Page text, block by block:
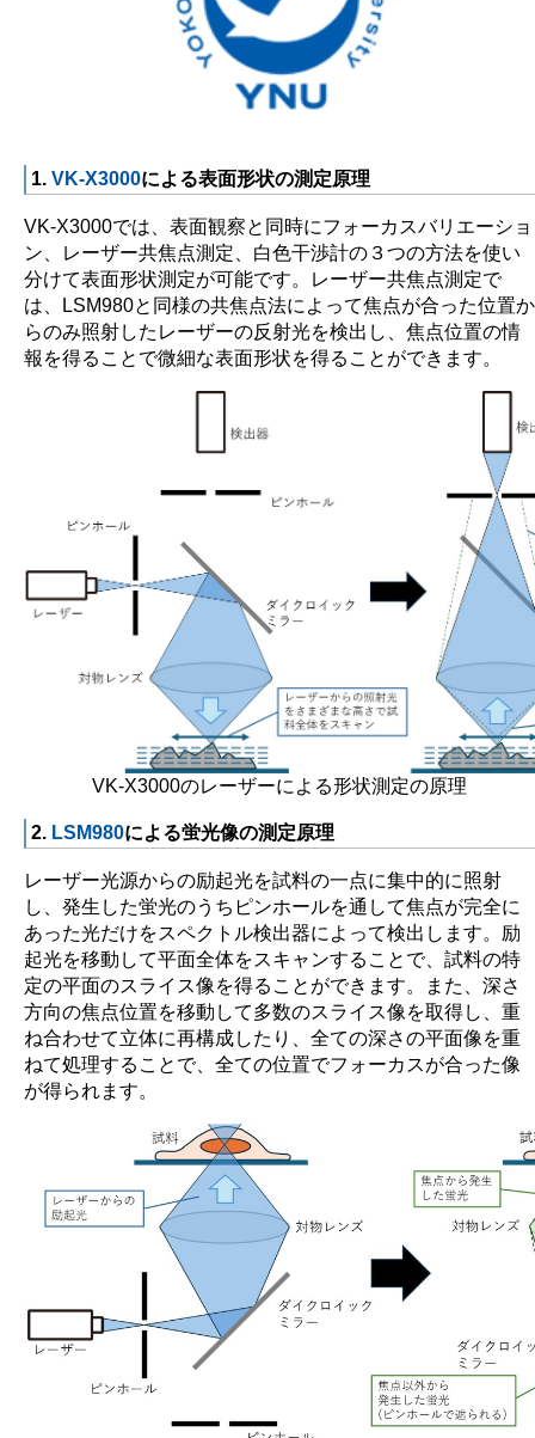
1. VK-X3000による表面形状の測定原理
VK-X3000では、表面観察と同時にフォーカスバリエーショ
ン、レーザー共焦点測定、白色干渉計の３つの方法を使い
分けて表面形状測定が可能です。レーザー共焦点測定で
は、LSM980と同様の共焦点法によって焦点が合った位置か
らのみ照射したレーザーの反射光を検出し、焦点位置の情
報を得ることで微細な表面形状を得ることができます。
VK-X3000のレーザーによる形状測定の原理
2. LSM980による蛍光像の測定原理
レーザー光源からの励起光を試料の一点に集中的に照射
し、発生した蛍光のうちピンホールを通して焦点が完全に
あった光だけをスペクトル検出器によって検出します。励
起光を移動して平面全体をスキャンすることで、試料の特
定の平面のスライス像を得ることができます。また、深さ
方向の焦点位置を移動して多数のスライス像を取得し、重
ね合わせて立体に再構成したり、全ての深さの平面像を重
ねて処理することで、全ての位置でフォーカスが合った像
が得られます。